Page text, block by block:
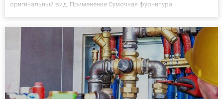
оригинальный вид. Применение Сумочная фурнитура